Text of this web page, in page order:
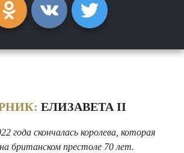
ЕЛИЗАВЕТА II
года скончалась королева, которая
британском престоле 70 лет.